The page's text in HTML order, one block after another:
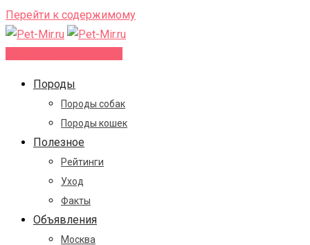
Перейти к содержимому
Породы
Породы собак
Породы кошек
Полезное
Рейтинги
Уход
Факты
Объявления
Москва